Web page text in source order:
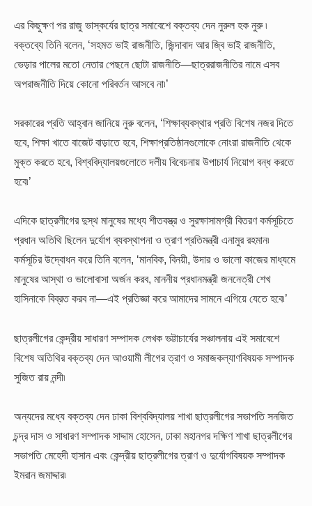
এর কিছুক্ষণ পর রাজু ভাস্কর্যের ছাত্র সমাবেশে বক্তব্য দেন নুরুল হক নুরু ৷
বক্তব্যে তিনি বলেন, ‘সহমত ভাই রাজনীতি, জিন্দাবাদ আর জ্বি ভাই রাজনীতি,
ভেড়ার পালের মতো নেতার পেছনে ছোটা রাজনীতি—ছাত্ররাজনীতির নামে এসব
অপরাজনীতি দিয়ে কোনো পরিবর্তন আসবে না৷’
সরকারের প্রতি আহ্বান জানিয়ে নুরু বলেন, ‘শিক্ষাব্যবস্থার প্রতি বিশেষ নজর দিতে
হবে, শিক্ষা খাতে বাজেট বাড়াতে হবে, শিক্ষাপ্রতিষ্ঠানগুলোকে নোংরা রাজনীতি থেকে
মুক্ত করতে হবে, বিশ্ববিদ্যালয়গুলোতে দলীয় বিবেচনায় উপাচার্য নিয়োগ বন্ধ করতে
হবে৷’
এদিকে ছাত্রলীগের দুস্থ মানুষের মধ্যে শীতবস্ত্র ও সুরক্ষাসামগ্রী বিতরণ কর্মসূচিতে
প্রধান অতিথি ছিলেন দুর্যোগ ব্যবস্থাপনা ও ত্রাণ প্রতিমন্ত্রী এনামুর রহমান৷
কর্মসূচির উদ্বোধন করে তিনি বলেন, ‘মানবিক, বিনয়ী, উদার ও ভালো কাজের মাধ্যমে
মানুষের আস্থা ও ভালোবাসা অর্জন করব, মাননীয় প্রধানমন্ত্রী জননেত্রী শেখ
হাসিনাকে বিব্রত করব না—এই প্রতিজ্ঞা করে আমাদের সামনে এগিয়ে যেতে হবে৷’
ছাত্রলীগের কেন্দ্রীয় সাধারণ সম্পাদক লেখক ভট্টাচার্যের সঞ্চালনায় এই সমাবেশে
বিশেষ অতিথির বক্তব্য দেন আওয়ামী লীগের ত্রাণ ও সমাজকল্যাণবিষয়ক সম্পাদক
সুজিত রায় নন্দী৷
অন্যদের মধ্যে বক্তব্য দেন ঢাকা বিশ্ববিদ্যালয় শাখা ছাত্রলীগের সভাপতি সনজিত
চন্দ্র দাস ও সাধারণ সম্পাদক সাদ্দাম হোসেন, ঢাকা মহানগর দক্ষিণ শাখা ছাত্রলীগের
সভাপতি মেহেদী হাসান এবং কেন্দ্রীয় ছাত্রলীগের ত্রাণ ও দুর্যোগবিষয়ক সম্পাদক
ইমরান জমাদ্দার৷